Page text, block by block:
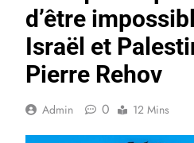
d’être
Israël et
Pierre Rehov
Admin 0 12 Mins